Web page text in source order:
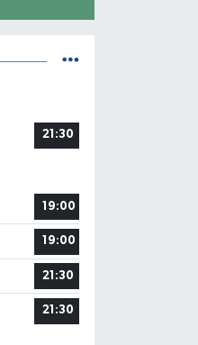
21:30
19:00
19:00
21:30
21:30